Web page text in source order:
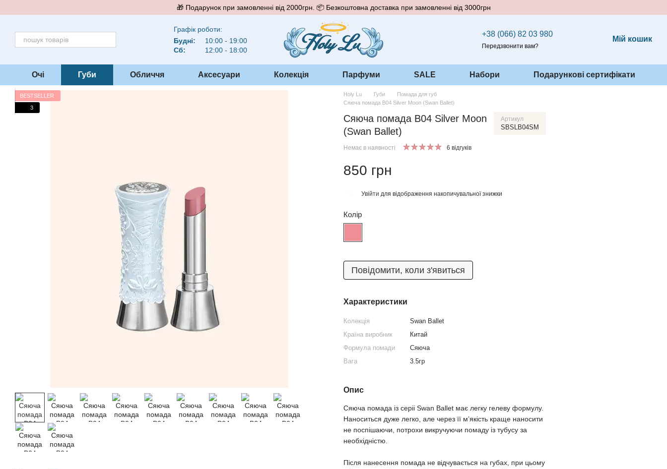
🎁 Подарунок при замовленні від 2000грн. 📦 Безкоштовна доставка при замовленні від 3000грн
Графік роботи:
Будні:
10:00 - 19:00
Сб:
12:00 - 18:00
+38 (066) 82 03 980
Передзвонити вам?
Мій кошик
Очі Губи Обличчя Аксесуари Колекція Парфуми SALE Набори Подарункові сертифікати
BESTSELLER
3
Holy Lu Губи
Помада для губ
Сяюча помада B04 Silver Moon (Swan Ballet)
Сяюча помада B04 Silver Moon
(Swan Ballet)
Артикул
SBSLB04SM
Немає в наявності 6 відгуків
850 грн
Увійти для відображення накопичувальної знижки
Колір
Повідомити, коли з'явиться
Характеристики
Колекція
Swan Ballet
Країна виробник
Китай
Формула помади
Сяюча
Вага
3.5гр
Опис
Сяюча помада із серіі Swan Ballet має легку гелеву формулу.
Наноситься дуже легко, але через її мʼякість краще наносити
не поспішаючи, потрохи викручуючи помаду із тубусу за
необхідністю.
Після нанесення помада не відчувається на губах, при цьому